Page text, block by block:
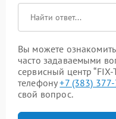
Вы можете
часто задаваемыми
сервисный центр
телефону+7 (383)
свой вопрос.